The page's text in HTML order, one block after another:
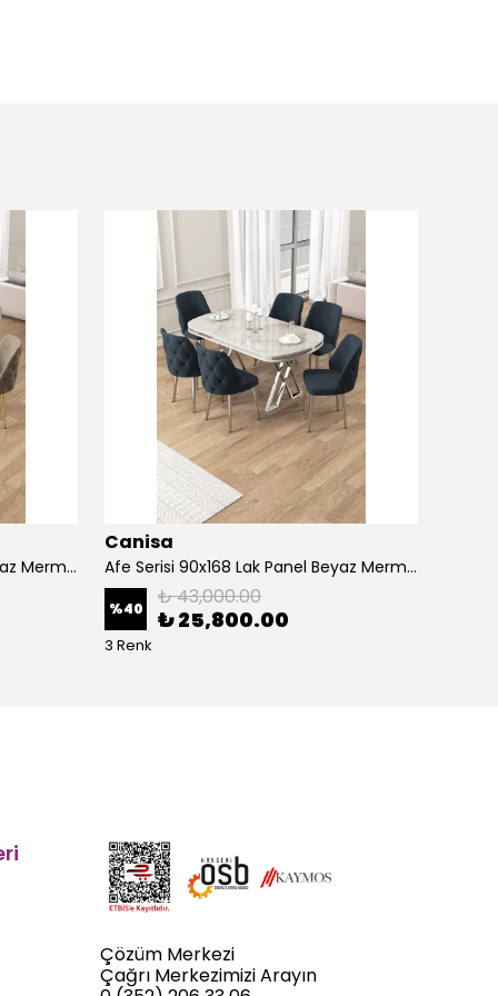
Afe Serisi 90x168 Lak Panel Beyaz Mermer Desen Masa ve 6 Sandalye Gold Kaplama Ayak
Canisa
Afe Serisi 90x168 Lak Panel Beyaz Mermer Desen Masa ve 6 Sandalye Krom Kaplama Ayak
%40 ₺ 43,000.00
₺ 25,800.00
3 Renk
Çözüm Merkezi
Çağrı Merkezimizi Arayın